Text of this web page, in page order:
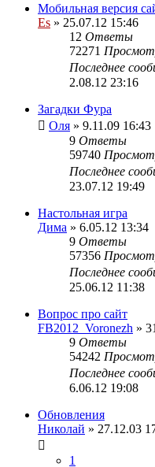
Мобильная версия
Es » 25.07.12 15:46
12 Ответы
72271
Последнее
2.08.12 23:16
Загадки Фура
Оля » 9.11.09 16:43
9 Ответы
59740
Последнее
23.07.12 19:49
Настольная игра
Дима » 6.05.12 13:34
9 Ответы
57356
Последнее
25.06.12 11:38
Вопрос про сайт
FB2012_Voronezh »
9 Ответы
54242
Последнее
6.06.12 19:08
Обновления
Николай » 27.12.03
1